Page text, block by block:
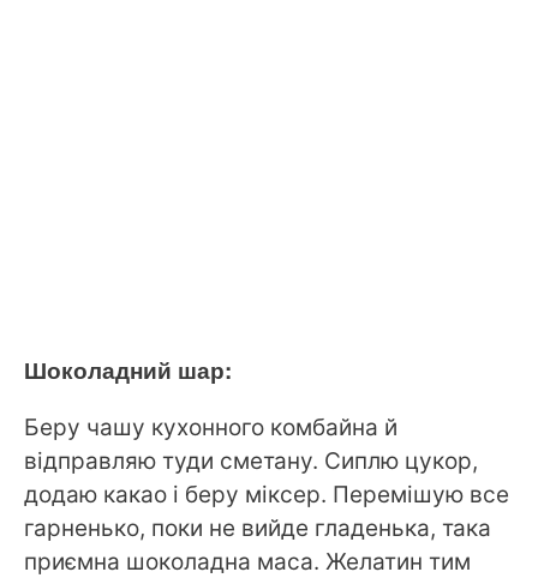
Шоколадний шар:
Беру чашу кухонного комбайна й
відправляю туди сметану. Сиплю цукор,
додаю какао і беру міксер. Перемішую все
гарненько, поки не вийде гладенька, така
приємна шоколадна маса. Желатин тим